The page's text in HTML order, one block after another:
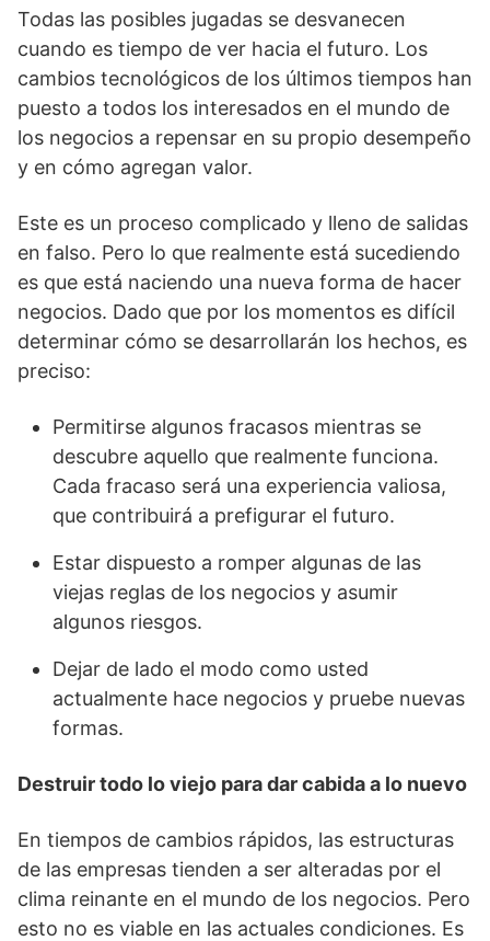
Todas las posibles jugadas se desvanecen
cuando es tiempo de ver hacia el futuro. Los
cambios tecnológicos de los últimos tiempos han
puesto a todos los interesados en el mundo de
los negocios a repensar en su propio desempeño
y en cómo agregan valor.
Este es un proceso complicado y lleno de salidas
en falso. Pero lo que realmente está sucediendo
es que está naciendo una nueva forma de hacer
negocios. Dado que por los momentos es difícil
determinar cómo se desarrollarán los hechos, es
preciso:
Permitirse algunos fracasos mientras se
descubre aquello que realmente funciona.
Cada fracaso será una experiencia valiosa,
que contribuirá a prefigurar el futuro.
Estar dispuesto a romper algunas de las
viejas reglas de los negocios y asumir
algunos riesgos.
Dejar de lado el modo como usted
actualmente hace negocios y pruebe nuevas
formas.
Destruir todo lo viejo para dar cabida a lo nuevo
En tiempos de cambios rápidos, las estructuras
de las empresas tienden a ser alteradas por el
clima reinante en el mundo de los negocios. Pero
esto no es viable en las actuales condiciones. Es